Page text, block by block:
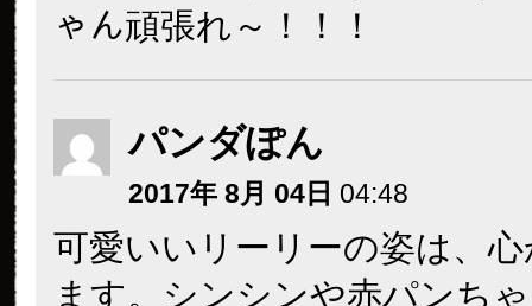
ゃん頑張れ～！！！
パンダぽん
2017年 8月 04日 04:48
可愛いいリーリーの姿は、
ます。シンシンや赤パンち